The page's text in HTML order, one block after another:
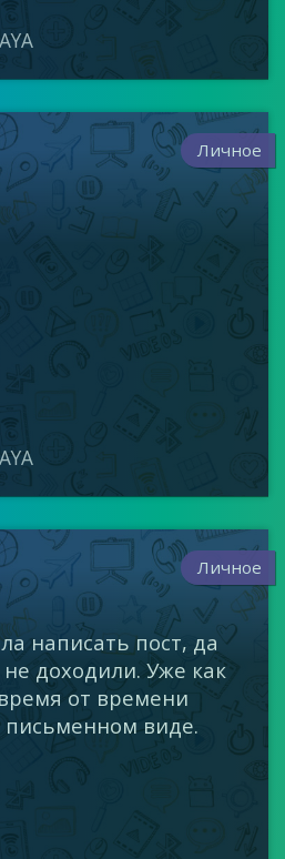
Личное
Личное
написать пост, да
не доходили. Уже как
от времени
письменном виде.